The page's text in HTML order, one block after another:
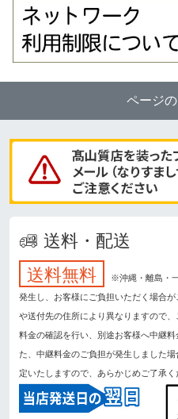
ページ
送料・配送
送料無料
※沖縄・離島・
発生し、お客様にご負担いただく場合
や送付先の住所により異なりますので
料金の確認を行い、別途お客様へ中継
た、中継料金のご負担が発生しました
定いたしますので、あらかじめご了承く